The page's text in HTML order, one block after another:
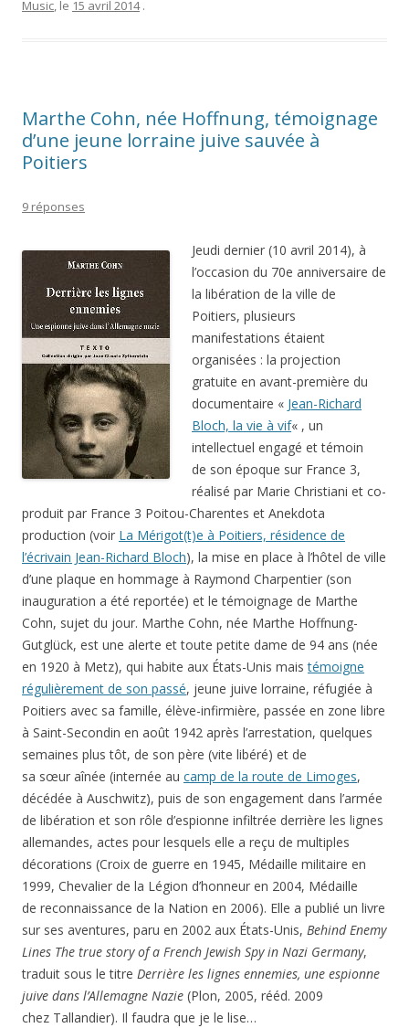
Music, le 15 avril 2014 .
Marthe Cohn, née Hoffnung, témoignage
d’une jeune lorraine juive sauvée à
Poitiers
9 réponses
Jeudi dernier (10 avril 2014), à
l’occasion du 70e anniversaire de
la libération de la ville de
Poitiers, plusieurs
manifestations étaient
organisées : la projection
gratuite en avant-première du
documentaire « Jean-Richard
Bloch, la vie à vif« , un
intellectuel engagé et témoin
de son époque sur France 3,
réalisé par Marie Christiani et co-
produit par France 3 Poitou-Charentes et Anekdota
production (voir La Mérigot(t)e à Poitiers, résidence de
l’écrivain Jean-Richard Bloch), la mise en place à l’hôtel de ville
d’une plaque en hommage à Raymond Charpentier (son
inauguration a été reportée) et le témoignage de Marthe
Cohn, sujet du jour. Marthe Cohn, née Marthe Hoffnung-
Gutglück, est une alerte et toute petite dame de 94 ans (née
en 1920 à Metz), qui habite aux États-Unis maistémoigne
régulièrement de son passé, jeune juive lorraine, réfugiée à
Poitiers avec sa famille, élève-infirmière, passée en zone libre
à Saint-Secondin en août 1942 après l’arrestation, quelques
semaines plus tôt, de son père (vite libéré) et de
sa sœur aînée (internée au camp de la route de Limoges,
décédée à Auschwitz), puis de son engagement dans l’armée
de libération et son rôle d’espionne infiltrée derrière les lignes
allemandes, actes pour lesquels elle a reçu de multiples
décorations (Croix de guerre en 1945, Médaille militaire en
1999, Chevalier de la Légion d’honneur en 2004, Médaille
de reconnaissance de la Nation en 2006). Elle a publié un livre
sur ses aventures, paru en 2002 aux États-Unis, Behind Enemy
Lines The true story of a French Jewish Spy in Nazi Germany,
traduit sous le titre Derrière les lignes ennemies, une espionne
juive dans l’Allemagne Nazie (Plon, 2005, rééd. 2009
chez Tallandier). Il faudra que je le lise…